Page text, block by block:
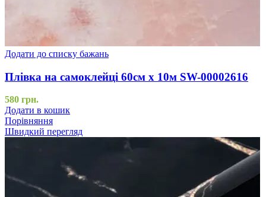
Додати до списку бажань
Плівка на самоклейці 60см х 10м SW-00002616
580 грн.
Додати в кошик
Порівняння
Швидкий перегляд